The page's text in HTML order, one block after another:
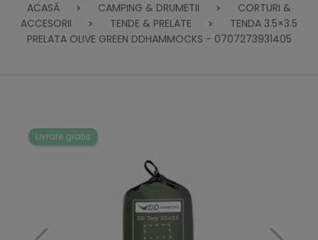
ACASĂ
CAMPING & DRUMETII
CORTURI &
ACCESORII
TENDE & PRELATE
TENDA 3.5×3.5
PRELATA OLIVE GREEN DDHAMMOCKS - 0707273931405
Livrare gratis